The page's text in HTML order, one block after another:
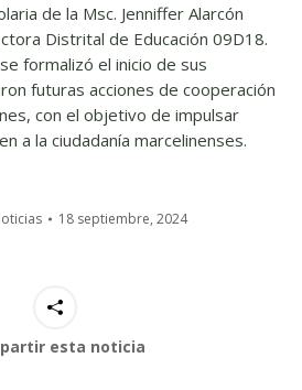
de la Msc. Jenniffer Alarcón
Distrital de Educación 09D18.
formalizó el inicio de sus
futuras acciones de cooperación
con el objetivo de impulsar
a la ciudadanía marcelinenses.
18 septiembre, 2024
esta noticia